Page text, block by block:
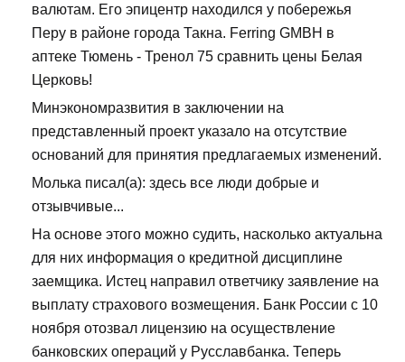
валютам. Его эпицентр находился у побережья
Перу в районе города Такна. Ferring GMBH в
аптеке Тюмень - Тренол 75 сравнить цены Белая
Церковь!
Минэкономразвития в заключении на
представленный проект указало на отсутствие
оснований для принятия предлагаемых изменений.
Молька писал(а): здесь все люди добрые и
отзывчивые...
На основе этого можно судить, насколько актуальна
для них информация о кредитной дисциплине
заемщика. Истец направил ответчику заявление на
выплату страхового возмещения. Банк России с 10
ноября отозвал лицензию на осуществление
банковских операций у Русславбанка. Теперь